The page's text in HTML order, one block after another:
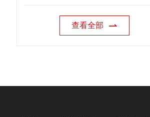
查看全部